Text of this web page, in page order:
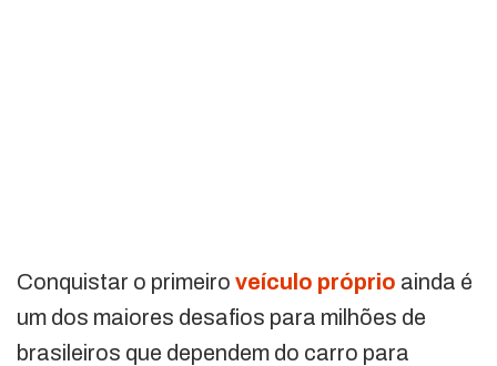
Conquistar o primeiro veículo próprio ainda é
um dos maiores desafios para milhões de
brasileiros que dependem do carro para